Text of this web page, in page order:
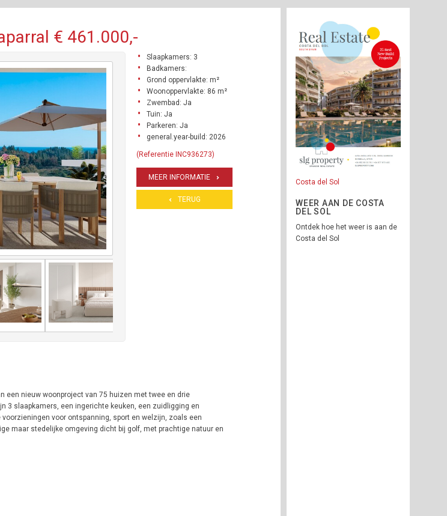
€ 461.000,-
Slaapkamers: 3
Badkamers:
Grond oppervlakte: m²
Woonoppervlakte: 86 m²
Zwembad: Ja
Tuin: Ja
Parkeren: Ja
general.year-build: 2026
(Referentie INC936273)
MEER INFORMATIE
TERUG
een nieuw woonproject van 75 huizen met twee en drie
3 slaapkamers, een ingerichte keuken, een zuidligging en
voor ontspanning, sport en welzijn, zoals een
maar stedelijke omgeving dicht bij golf, met prachtige natuur en
Costa del Sol
WEER AAN DE COSTA
DEL SOL
Ontdek hoe het weer is aan de
Costa del Sol